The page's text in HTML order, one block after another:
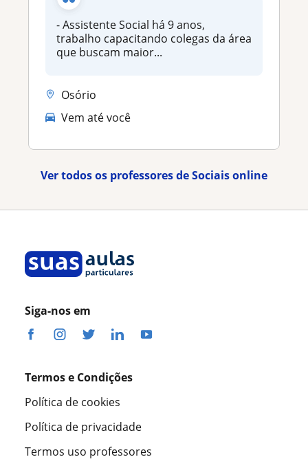
- Assistente Social há 9 anos,
trabalho capacitando colegas da área
que buscam maior...
Osório
Vem até você
Ver todos os professores de Sociais online
Siga-nos em
Termos e Condições
Política de cookies
Política de privacidade
Termos uso professores